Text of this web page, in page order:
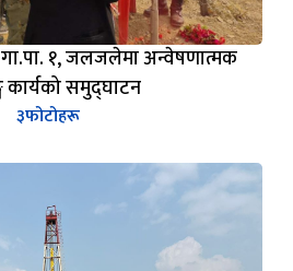
१, जलजलेमा अन्वेषणात्मक
कार्यको समुद्घाटन
३फोटोहरू